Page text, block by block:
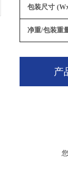
包装尺寸
净重/包装重
产